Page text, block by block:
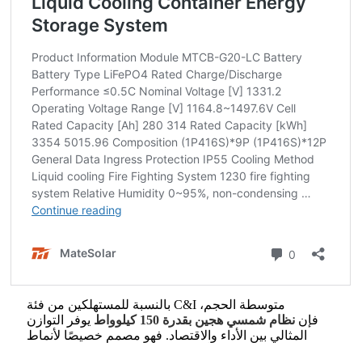
بالنسبة للمستهلكين من فئة C&I متوسطة الحجم،
فإن نظام شمسي هجين بقدرة 150 كيلوواط
يوفر التوازن
المثالي بين الأداء والاقتصاد. فهو مصمم خصيصًا لأنماط